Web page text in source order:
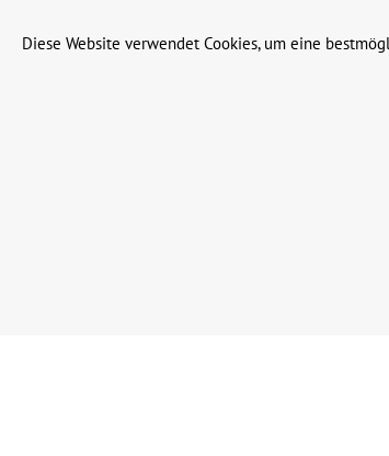
Diese Website verwendet Cookies, um eine